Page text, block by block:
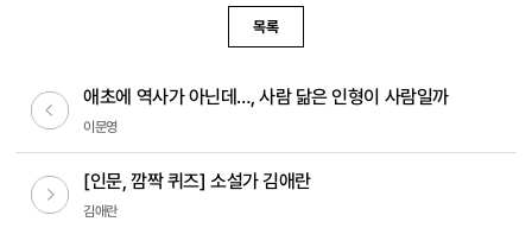
목록
이전글
애초에 역사가 아닌데…, 사람 닮은 인형이 사람일까
이문영
다음글
[인문, 깜짝 퀴즈] 소설가 김애란
김애란